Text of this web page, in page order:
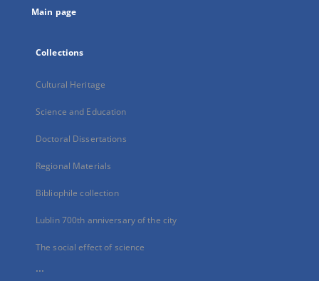
Main page
Collections
Cultural Heritage
Science and Education
Doctoral Dissertations
Regional Materials
Bibliophile collection
Lublin 700th anniversary of the city
The social effect of science
...